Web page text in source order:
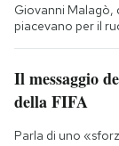
Giovanni Malagò,
piacevano per il
Il messaggio
della FIFA
Parla di uno